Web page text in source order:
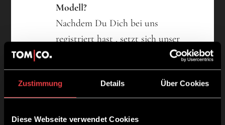
Zustimmung Details Über Cookies
Diese Webseite verwendet Cookies
Modell?
Nachdem Du Dich bei uns
registriert hast , setzt sich unser
Verbindung.
Was sind deine Vorteile als
TOM|CO. Modell?